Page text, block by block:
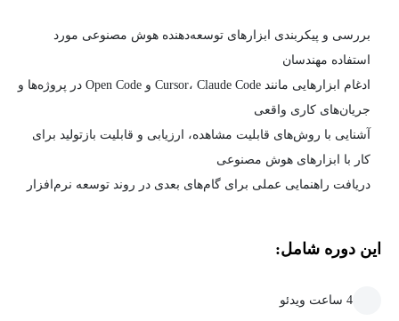
بررسی و پیکربندی ابزارهای توسعه‌دهنده هوش مصنوعی مورد
استفاده مهندسان
ادغام ابزارهایی مانند Cursor، Claude Code و Open Code در پروژه‌ها و
جریان‌های کاری واقعی
آشنایی با روش‌های قابلیت مشاهده، ارزیابی و قابلیت بازتولید برای
کار با ابزارهای هوش مصنوعی
دریافت راهنمایی عملی برای گام‌های بعدی در روند توسعه نرم‌افزار
این دوره شامل:
4 ساعت ویدئو